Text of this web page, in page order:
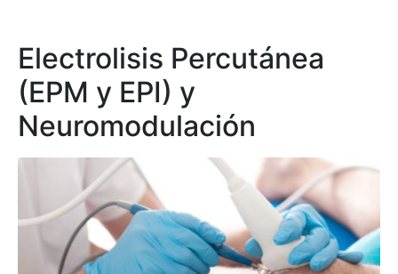
Electrolisis Percutánea
(EPM y EPI) y
Neuromodulación